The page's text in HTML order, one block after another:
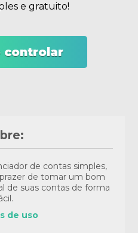
e gratuito!
controlar
de contas simples,
de tomar um bom
de suas contas de forma
de uso